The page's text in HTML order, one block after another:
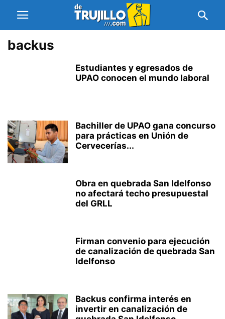
backus
Estudiantes y egresados de
UPAO conocen el mundo laboral
Bachiller de UPAO gana concurso
para prácticas en Unión de
Cervecerías...
Obra en quebrada San Idelfonso
no afectará techo presupuestal
del GRLL
Firman convenio para ejecución
de canalización de quebrada San
Idelfonso
Backus confirma interés en
invertir en canalización de